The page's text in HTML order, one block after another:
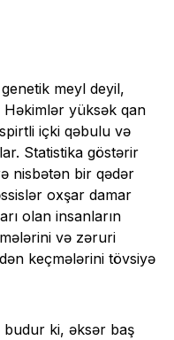
meyl deyil,
yüksək qan
içki qəbulu və
Statistika göstərir
nisbətən bir qədər
oxşar damar
olan insanların
və zəruri
keçmələrini tövsiyə
budur ki, əksər baş